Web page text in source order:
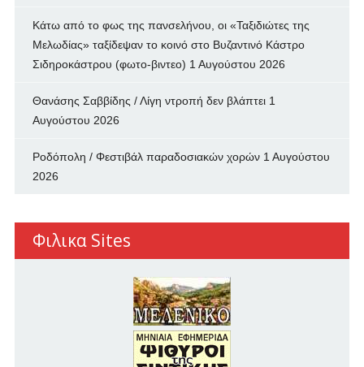
Κάτω από το φως της πανσελήνου, οι «Ταξιδιώτες της
Μελωδίας» ταξίδεψαν το κοινό στο Βυζαντινό Κάστρο
Σιδηροκάστρου (φωτο-βιντεο) 1 Αυγούστου 2026
Θανάσης Σαββίδης / Λίγη ντροπή δεν βλάπτει 1
Αυγούστου 2026
Ροδόπολη / Φεστιβάλ παραδοσιακών χορών 1 Αυγούστου
2026
Φιλικα Sites